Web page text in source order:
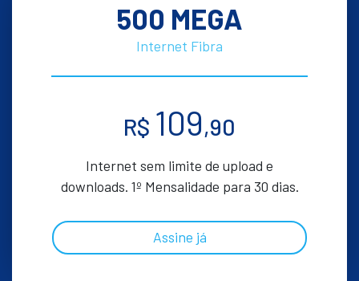
500 MEGA
Internet Fibra
R$ 109,90
Internet sem limite de upload e
downloads. 1º Mensalidade para 30 dias.
Assine já